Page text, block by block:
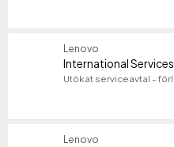
Lenovo
International
Lenovo